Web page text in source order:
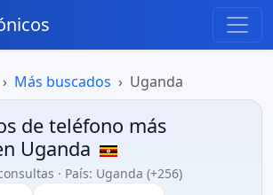
Más buscados Uganda
de teléfono más
Uganda
· País: Uganda (+256)